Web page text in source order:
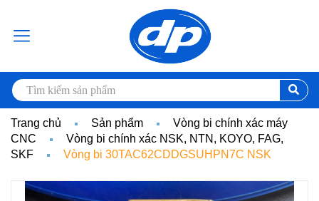
Trang chủ Sản phẩm
Vòng bi chính xác máy
CNC
Vòng bi chính xác NSK, NTN, KOYO, FAG,
SKF
Vòng bi 30TAC62CDDGSUHPN7C NSK